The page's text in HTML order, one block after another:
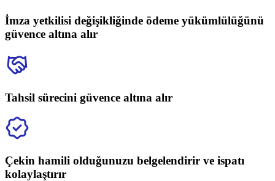
İmza yetkilisi değişikliğinde ödeme yükümlülüğünü
güvence altına alır
Tahsil sürecini güvence altına alır
Çekin hamili olduğunuzu belgelendirir ve ispatı
kolaylaştırır